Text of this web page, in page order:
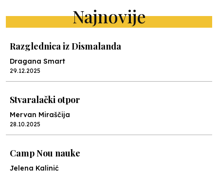
Najnovije
Razglednica iz Dismalanda
Dragana Smart
29.12.2025
Stvaralački otpor
Mervan Miraščija
28.10.2025
Camp Nou nauke
Jelena Kalinić